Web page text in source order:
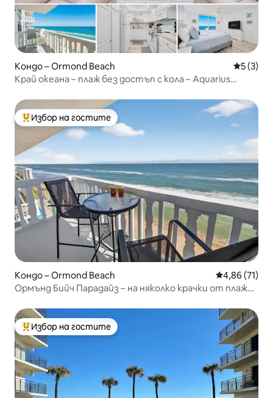
Кондо – Ormond Beach Средна
5 (3)
Край океана – плаж без достъп с кола – Aquarius
Най-популярен избор на гостите
Избор на гостите
Кондо – Ormond Beach Средна
4,86 (71)
Ормънд Бийч Парадайз – на няколко крачки от плаж
Най-популярен избор на гостите
Избор на гостите